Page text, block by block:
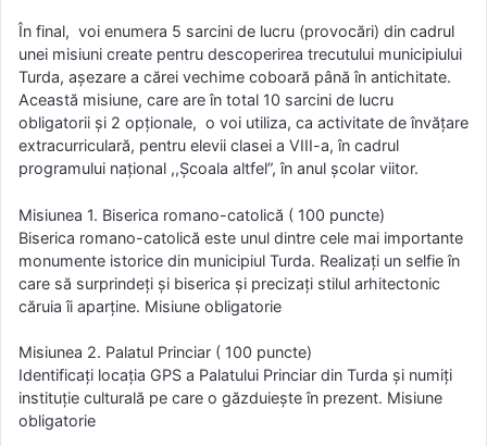
În final, voi enumera 5 sarcini de lucru (provocări) din cadrul
unei misiuni create pentru descoperirea trecutului municipiului
Turda, așezare a cărei vechime coboară până în antichitate.
Această misiune, care are în total 10 sarcini de lucru
obligatorii și 2 opționale, o voi utiliza, ca activitate de învățare
extracurriculară, pentru elevii clasei a VIII-a, în cadrul
programului național ,,Școala altfel”, în anul școlar viitor.
Misiunea 1. Biserica romano-catolică ( 100 puncte)
Biserica romano-catolică este unul dintre cele mai importante
monumente istorice din municipiul Turda. Realizați un selfie în
care să surprindeți și biserica și precizați stilul arhitectonic
căruia îi aparține. Misiune obligatorie
Misiunea 2. Palatul Princiar ( 100 puncte)
Identificați locația GPS a Palatului Princiar din Turda și numiți
instituție culturală pe care o găzduiește în prezent. Misiune
obligatorie